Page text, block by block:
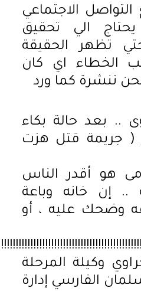
التواصل الاجتماعي
الي تحقيق
تظهر الحقيقة
الخطاء اي كان
ننشرة كما ورد
.. بعد حالة بكاء
( جريمة قتل هزت
هو أقدر الناس
إن خانه وباعة
وضحك عليه ، أو
وكيلة المرحلة
الفارسي إدارة